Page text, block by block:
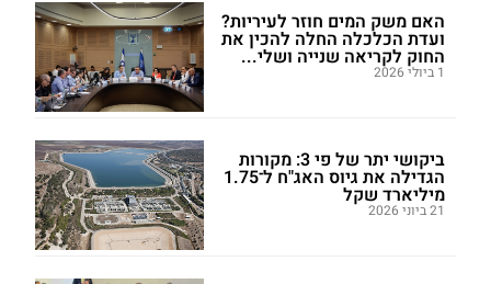
האם משק המים חוזר לעיריות?
ועדת הכלכלה החלה להכין את
החוק לקריאה שנייה ושלי...
1 ביולי 2026
ביקושי יתר של פי 3: מקורות
הגדילה את גיוס האג"ח ל־1.75
מיליארד שקל
21 ביוני 2026